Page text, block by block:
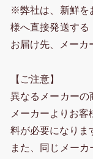
※弊社は、新鮮を
様へ直接発送する
お届け先、メーカ
【ご注意】
異なるメーカー
メーカーよりお
料が必要になりま
また、同じメー